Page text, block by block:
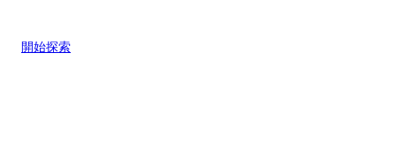
開始探索